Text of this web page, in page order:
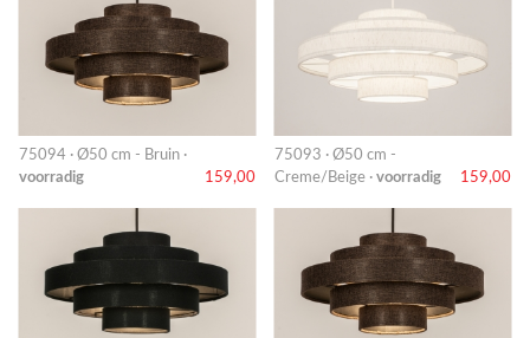
75094 · Ø50 cm - Bruin ·
voorradig
159,00
75093 · Ø50 cm -
Creme/Beige · voorradig 159,00